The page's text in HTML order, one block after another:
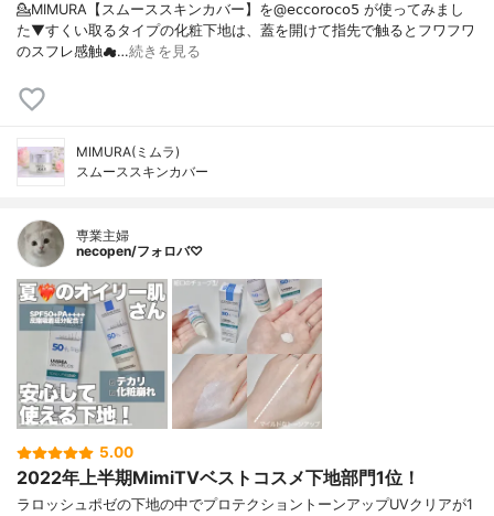
💁MIMURA【スムーススキンカバー】を@𝖾𝖼𝖼𝗈𝗋𝗈𝖼𝗈𝟧 が使ってみまし
た⁡⁡▼⁡すくい取るタイプの化粧下地は、蓋を開けて指先で触るとフワフワ
のスフレ感触☁…続きを見る
MIMURA(ミムラ)
スムーススキンカバー
専業主婦
necopen/フォロバ♡
5.00
2022年上半期MimiTVベストコスメ下地部門1位！
ラロッシュポゼの下地の中でプロテクショントーンアップUVクリアが1